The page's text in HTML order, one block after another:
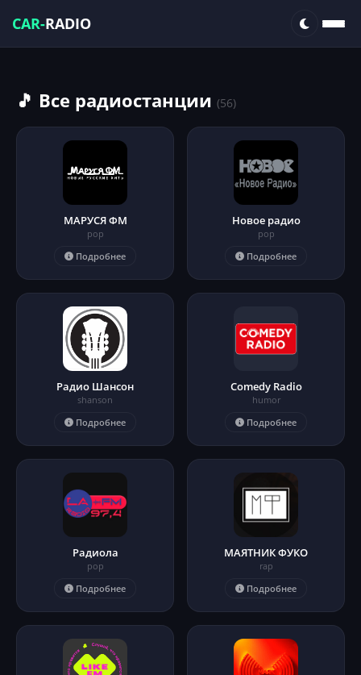
CAR-RADIO
🎵 Все радиостанции (56)
МАРУСЯ ФМ
pop
Подробнее
Новое радио
pop
Подробнее
Радио Шансон
shanson
Подробнее
Comedy Radio
humor
Подробнее
Радиола
pop
Подробнее
МАЯТНИК ФУКО
rap
Подробнее